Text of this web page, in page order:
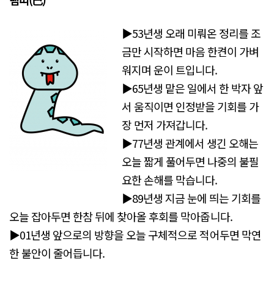
▶53년생 오래 미뤄온 정리를 조
금만 시작하면 마음 한켠이 가벼
워지며 운이 트입니다.
▶65년생 맡은 일에서 한 박자 앞
서 움직이면 인정받을 기회를 가
장 먼저 가져갑니다.
▶77년생 관계에서 생긴 오해는
오늘 짧게 풀어두면 나중의 불필
요한 손해를 막습니다.
▶89년생 지금 눈에 띄는 기회를
오늘 잡아두면 한참 뒤에 찾아올 후회를 막아줍니다.
▶01년생 앞으로의 방향을 오늘 구체적으로 적어두면 막연
한 불안이 줄어듭니다.